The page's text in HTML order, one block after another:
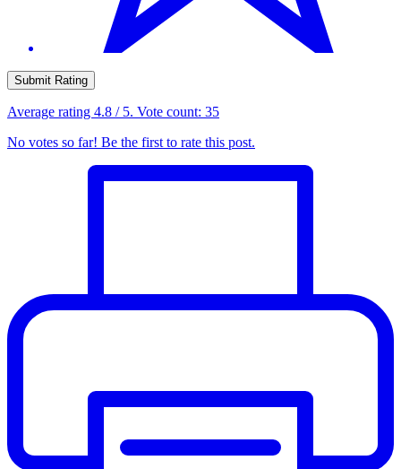
Submit Rating
Average rating 4.8 / 5. Vote count: 35
No votes so far! Be the first to rate this post.